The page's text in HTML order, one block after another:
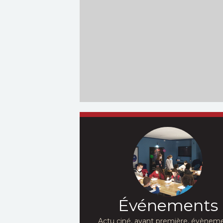
Événements
Actu ciné, avant première,